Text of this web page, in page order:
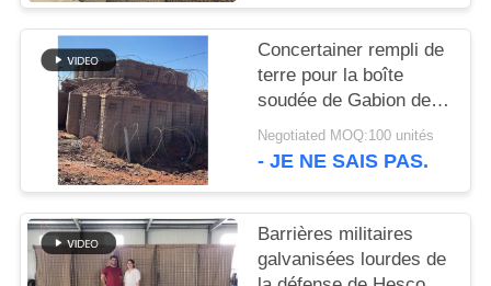
POLITIQUE
DE
CONFIDENTIALITÉ
Concertainer rempli de
terre pour la boîte
soudée de Gabion de
Galfan en tant que
barrières militaires de
Negotiated MOQ:100 unités
- JE NE SAIS PAS.
Barrières militaires
galvanisées lourdes de